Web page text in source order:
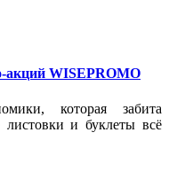
акций WISEPROMO
которая забита
и буклеты всё